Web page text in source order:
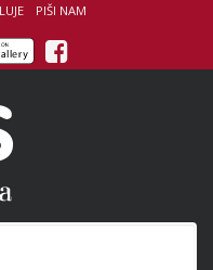
PIŠI NAM
Facebook